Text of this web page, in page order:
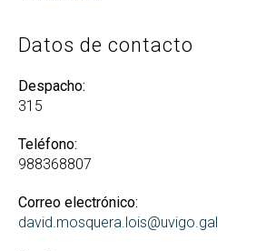
Datos de contacto
Despacho:
315
Teléfono:
988368807
Correo electrónico:
david.mosquera.lois@uvigo.gal